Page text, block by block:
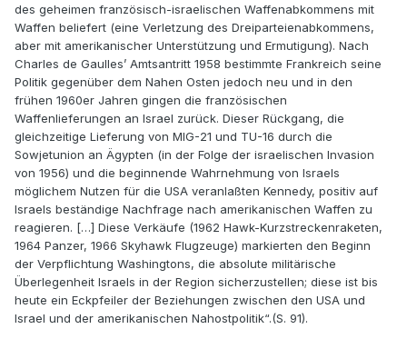
des geheimen französisch-israelischen Waffenabkommens mit
Waffen beliefert (eine Verletzung des Dreiparteienabkommens,
aber mit amerikanischer Unterstützung und Ermutigung). Nach
Charles de Gaulles’ Amtsantritt 1958 bestimmte Frankreich seine
Politik gegenüber dem Nahen Osten jedoch neu und in den
frühen 1960er Jahren gingen die französischen
Waffenlieferungen an Israel zurück. Dieser Rückgang, die
gleichzeitige Lieferung von MIG-21 und TU-16 durch die
Sowjetunion an Ägypten (in der Folge der israelischen Invasion
von 1956) und die beginnende Wahrnehmung von Israels
möglichem Nutzen für die USA veranlaßten Kennedy, positiv auf
Israels beständige Nachfrage nach amerikanischen Waffen zu
reagieren. […] Diese Verkäufe (1962 Hawk-Kurzstreckenraketen,
1964 Panzer, 1966 Skyhawk Flugzeuge) markierten den Beginn
der Verpflichtung Washingtons, die absolute militärische
Überlegenheit Israels in der Region sicherzustellen; diese ist bis
heute ein Eckpfeiler der Beziehungen zwischen den USA und
Israel und der amerikanischen Nahostpolitik“.(S. 91).